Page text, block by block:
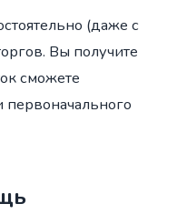
(даже с
Вы получите
сможете